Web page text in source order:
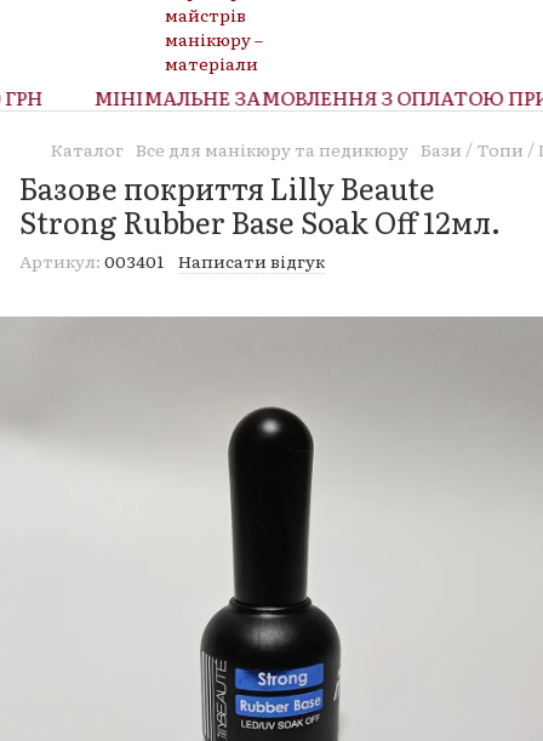
МІНІМАЛЬНЕ ЗАМОВЛЕННЯ З ОПЛАТОЮ ПРИ
Каталог Все для манікюру та педикюру Бази / Топи /
Базове покриття Lilly Beaute
Strong Rubber Base Soak Off 12мл.
Артикул: 003401 Написати відгук